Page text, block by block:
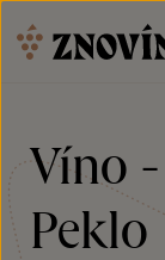
Víno
Peklo